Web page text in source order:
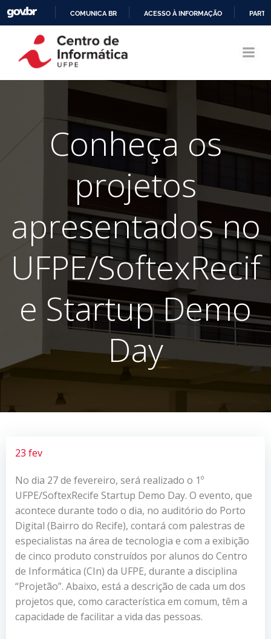
CONTEÚDO
COMUNICA BR ACESSO À INFORMAÇÃO
Conheça os
projetos
apresentados no
UFPE/SoftexRecif
e Startup Demo
Day
23 fev
No dia 27 de fevereiro, será realizado o 1º
UFPE/SoftexRecife Startup Demo Day. O evento, que
acontece durante todo o dia, no auditório do Porto
Digital (Bairro do Recife), contará com palestras de
especialistas na área de tecnologia e com a exibição
de cinco produto construídos por alunos do Centro
de Informática (CIn) da UFPE, durante a disciplina
“Projetão”. Abaixo, está a descrição de cada um dos
projetos que, como característica em comum, têm a
capacidade de facilitar a vida das pessoas.